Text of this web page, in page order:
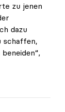
zu jenen
dazu
schaffen,
Peter